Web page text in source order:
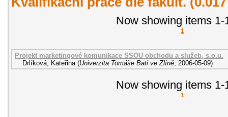
Now showing items 1-
1
Projekt marketingové komunikace SSOU obchodu a služeb, s.o.u.
Drlíková, Kateřina (Univerzita Tomáše Bati ve Zlíně 2006-05-09)
Now showing items 1-
1